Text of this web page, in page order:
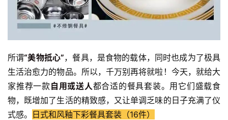
所谓“美物抵心”，餐具，是食物的载体，同时也成为了极具
生活治愈力的物品。所以，千万别再将就啦！今天，就给大
家推荐一款自用或送人都合适的餐具套装。用它们盛载食
物，既增加了生活的精致感，又让单调乏味的日子充满了仪
式感。 日式和风釉下彩餐具套装（16件）